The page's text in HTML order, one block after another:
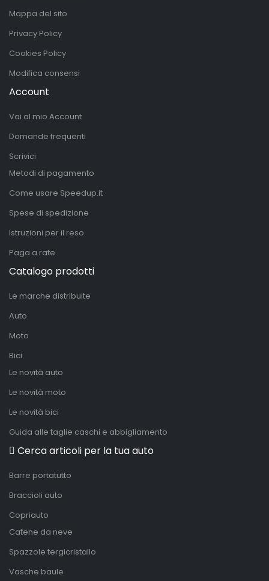
Mappa del sito
Privacy Policy
Cookies Policy
Modifica consensi
Account
Vai al mio Account
Domande frequenti
Scrivici
Metodi di pagamento
Come usare Speedup.it
Spese di spedizione
Istruzioni per il reso
Paga a rate
Catalogo prodotti
Le marche distribuite
Auto
Moto
Bici
Le novità auto
Le novità moto
Le novità bici
Guida alle taglie caschi e abbigliamento
Cerca articoli per la tua auto
Barre portatutto
Braccioli auto
Copriauto
Catene da neve
Spazzole tergicristallo
Vasche baule